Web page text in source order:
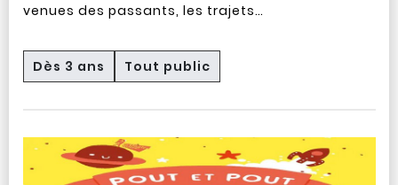
venues des passants, les trajets…
Dès 3 ans Tout public